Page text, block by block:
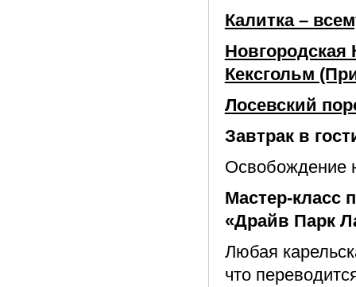
Калитка –
Кексгольм
Лосевский
Завтрак в
Освобождение
Мастер-класс
«Драйв Парк
Любая
что